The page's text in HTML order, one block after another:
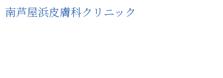
南芦屋浜皮膚科クリニック